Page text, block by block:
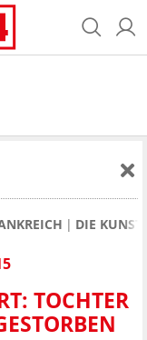
DIE
TOCHTER